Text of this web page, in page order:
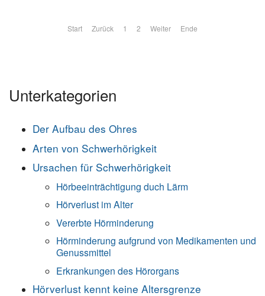
Start Zurück 1 2 Weiter Ende
Unterkategorien
Der Aufbau des Ohres
Arten von Schwerhörigkeit
Ursachen für Schwerhörigkeit
Hörbeeinträchtigung duch Lärm
Hörverlust im Alter
Vererbte Hörminderung
Hörminderung aufgrund von Medikamenten und
Genussmittel
Erkrankungen des Hörorgans
Hörverlust kennt keine Altersgrenze